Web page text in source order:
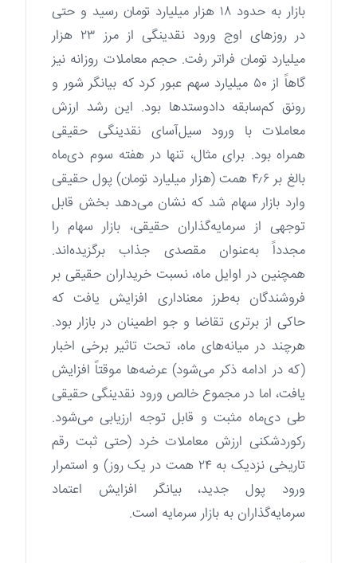
بازار به حدود ۱۸ هزار میلیارد تومان رسید و حتی
در روزهای اوج ورود نقدینگی از مرز ۲۳ هزار
میلیارد تومان فراتر رفت. حجم معاملات روزانه نیز
گاهاً از ۵۰ میلیارد سهم عبور کرد که بیانگر شور و
رونق کم‌سابقه دادوستدها بود. این رشد ارزش
معاملات با ورود سیل‌آسای نقدینگی حقیقی
همراه بود. برای مثال، تنها در هفته سوم دی‌ماه
بالغ بر ۴٫۶ همت (هزار میلیارد تومان) پول حقیقی
وارد بازار سهام شد که نشان می‌دهد بخش قابل
توجهی از سرمایه‌گذاران حقیقی، بازار سهام را
مجدداً به‌عنوان مقصدی جذاب برگزیده‌اند.
همچنین در اوایل ماه، نسبت خریداران حقیقی بر
فروشندگان به‌طرز معناداری افزایش یافت که
حاکی از برتری تقاضا و جو اطمینان در بازار بود.
هرچند در میانه‌های ماه، تحت تاثیر برخی اخبار
(که در ادامه ذکر می‌شود) عرضه‌ها موقتاً افزایش
یافت، اما در مجموع خالص ورود نقدینگی حقیقی
طی دی‌ماه مثبت و قابل توجه ارزیابی می‌شود.
رکوردشکنی ارزش معاملات خرد (حتی ثبت رقم
تاریخی نزدیک به ۲۴ همت در یک روز) و استمرار
ورود پول جدید، بیانگر افزایش اعتماد
سرمایه‌گذاران به بازار سرمایه است.